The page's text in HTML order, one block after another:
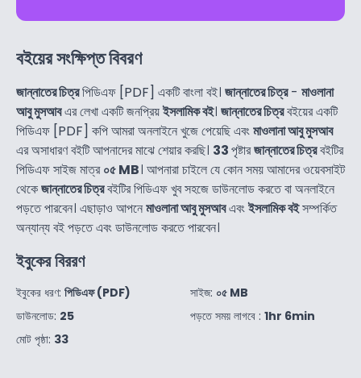
বইয়ের সংক্ষিপ্ত বিবরণ
জান্নাতের চিত্রপিডিএফ [PDF] একটি বাংলা বই। জান্নাতের চিত্র- মাওলানা
আবু মুসআবএর লেখা একটি জনপ্রিয়ইসলামিক বই। জান্নাতের চিত্রবইয়ের একটি
পিডিএফ [PDF] কপি আমরা অনলাইনে খুজে পেয়েছি এবংমাওলানা আবু মুসআব
এর অসাধারণ বইটি আপনাদের মাঝে শেয়ার করছি। 33পৃষ্টারজান্নাতের চিত্রবইটির
পিডিএফ সাইজ মাত্র০৫ MB। আপনারা চাইলে যে কোন সময় আমাদের ওয়েবসাইট
থেকেজান্নাতের চিত্রবইটির পিডিএফ খুব সহজে ডাউনলোড করতে বা অনলাইনে
পড়তে পারবেন। এছাড়াও আপনেমাওলানা আবু মুসআবএবংইসলামিক বইসম্পর্কিত
অন্যান্য বই পড়তে এবং ডাউনলোড করতে পারবেন।
ইবুকের বিররণ
ইবুকের ধরণ: পিডিএফ (PDF)
ডাউনলোড: 25
মোট পৃষ্ঠা: 33
সাইজ: ০৫ MB
পড়তে সময় লাগবে : 1hr 6min